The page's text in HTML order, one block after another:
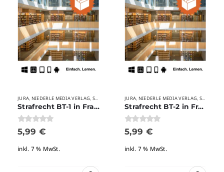
JURA, NIEDERLE MEDIA VERLAG, STUDIUM VERLAGE
Strafrecht BT-1 in Frage und Antwort
0von 5
5,99 €
inkl. 7 % MwSt.
JURA, NIEDERLE MEDIA VERLAG, STUDIUM
Strafrecht BT-2 in Frage und Antwort
0von 5
5,99 €
inkl. 7 % MwSt.